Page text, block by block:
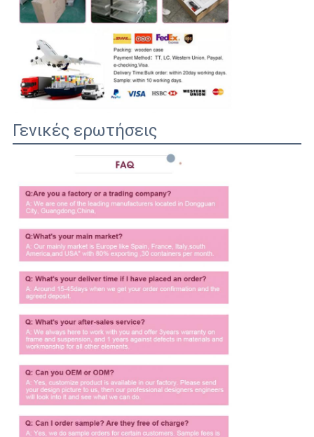
Γενικές ερωτήσεις